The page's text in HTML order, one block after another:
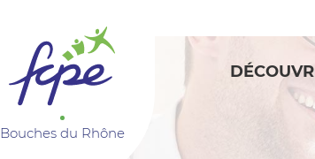
Bouches du Rhône